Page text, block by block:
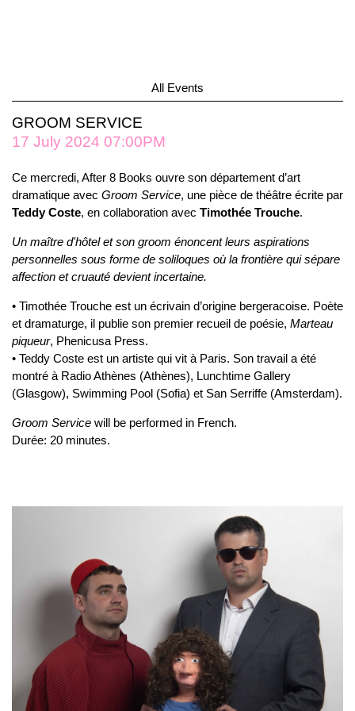
All Events
GROOM SERVICE
17 July 2024 07:00PM
Ce mercredi, After 8 Books ouvre son département d’art
dramatique avec Groom Service, une pièce de théâtre écrite par
Teddy Coste, en collaboration avec Timothée Trouche.
Un maître d'hôtel et son groom énoncent leurs aspirations
personnelles sous forme de soliloques où la frontière qui sépare
affection et cruauté devient incertaine.
• Timothée Trouche est un écrivain d’origine bergeracoise. Poète
et dramaturge, il publie son premier recueil de poésie, Marteau
piqueur, Phenicusa Press.
• Teddy Coste est un artiste qui vit à Paris. Son travail a été
montré à Radio Athènes (Athènes), Lunchtime Gallery
(Glasgow), Swimming Pool (Sofia) et San Serriffe (Amsterdam).
Groom Service will be performed in French.
Durée: 20 minutes.